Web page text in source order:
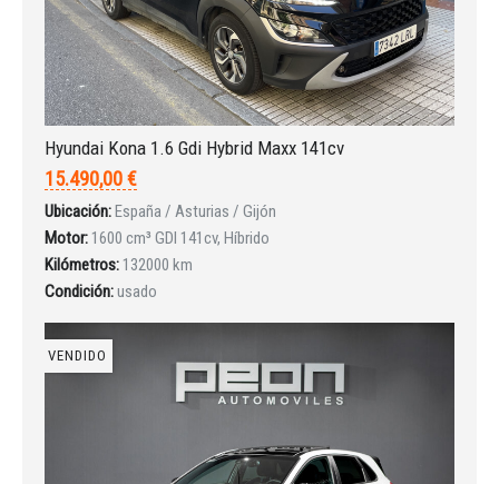
INICIAR SESIÓN
¿Ha olvidado la contraseña?
Hyundai Kona 1.6 Gdi Hybrid Maxx 141cv
15.490,00 €
Ubicación:España / Asturias / Gijón
Motor: 1600 cm³ GDI 141cv, Híbrido
Kilómetros: 132000 km
Condición:usado
VENDIDO